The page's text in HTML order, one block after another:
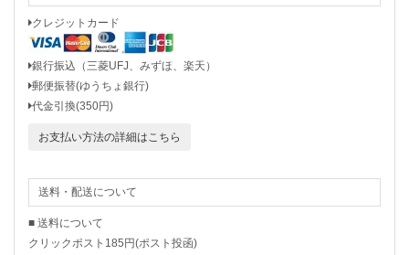
クレジットカード
銀行振込（三菱UFJ、みずほ、楽天）
郵便振替(ゆうちょ銀行)
代金引換(350円)
お支払い方法の詳細はこちら
送料・配送について
■ 送料について
クリックポスト185円(ポスト投函)